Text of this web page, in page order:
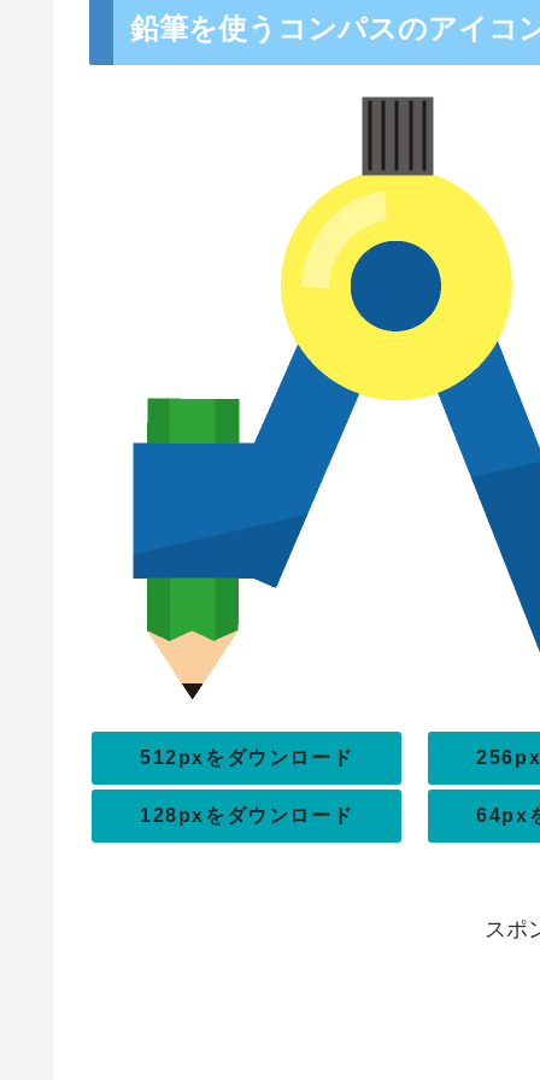
鉛筆を使うコンパスのアイコ
512pxをダウンロード
128pxをダウンロード 64px
スポ